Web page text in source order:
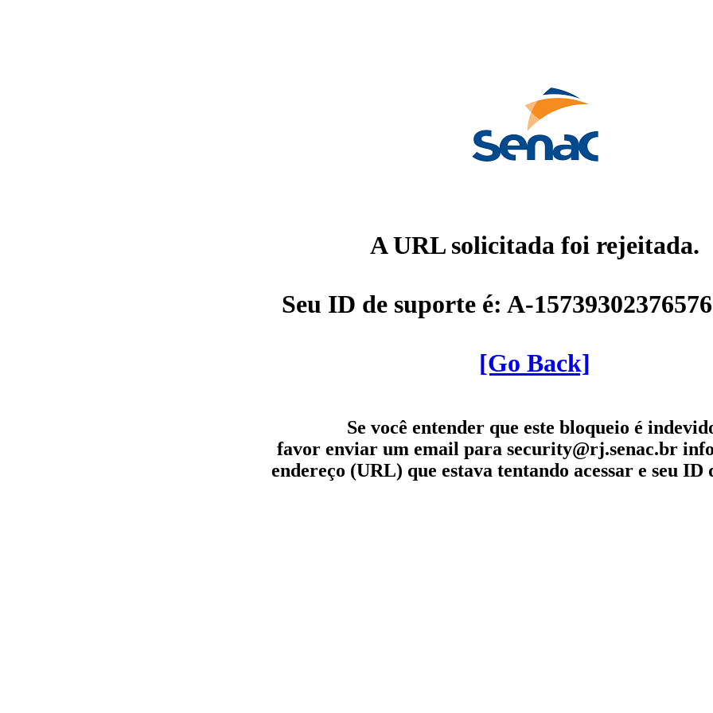
A URL solicitada foi rejeitada.
Seu ID de suporte é: A-
[Go Back]
Se você entender que este bloqueio é
favor enviar um email para security@rj.senac.br
endereço (URL) que estava tentando acessar e seu ID